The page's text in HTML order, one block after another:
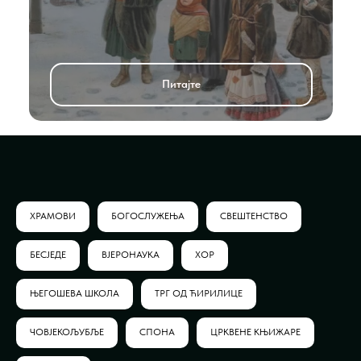
Питајте
ХРАМОВИ БОГОСЛУЖЕЊА СВЕШТЕНСТВО
БЕСЈЕДЕ ВЈЕРОНАУКА ХОР
ЊЕГОШЕВА ШКОЛА ТРГ ОД ЋИРИЛИЦЕ
ЧОВЈЕКОЉУБЉЕ СПОНА ЦРКВЕНЕ КЊИЖАРЕ